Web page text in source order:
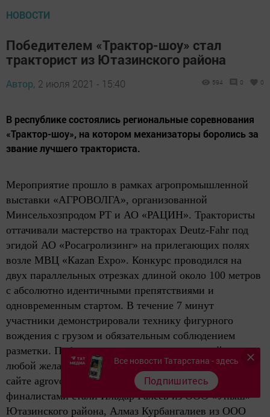
НОВОСТИ
Победителем «Трактор-шоу» стал
тракторист из Ютазинского района
Автор, 2 июля 2021 - 15:40 594 0 0
В республике состоялись региональные соревнования
«Трактор-шоу», на котором механизаторы боролись за
звание лучшего тракториста.
Мероприятие прошло в рамках агропромышленной
выставки «АГРОВОЛГА», организованной
Минсельхозпродом РТ и АО «РАЦИН». Трактористы
оттачивали мастерство на тракторах Deutz-Fahr под
эгидой АО «Росагролизинг» на прилегающих полях
возле МВЦ «Кazan Expo». Конкурс проводился на
двух параллельных отрезках длиной около 100 метров
с абсолютно идентичными препятствиями и
одновременным стартом. В течение 7 минут
участники демонстрировали технику фигурного
вождения с грузом и обязательным соблюдением
разметки. Поболеть за тракториста своего района мог
любой желающий, зарегистрировавшийся заранее на
сайте agrovolga.org. По итогам двух дней
финалистами стали Ильдар Галеев из ООО «Уныш»
Ютазинского района, Алмаз Курбангалиев из ООО
Все новости Татарстана - здесь
Подпишитесь